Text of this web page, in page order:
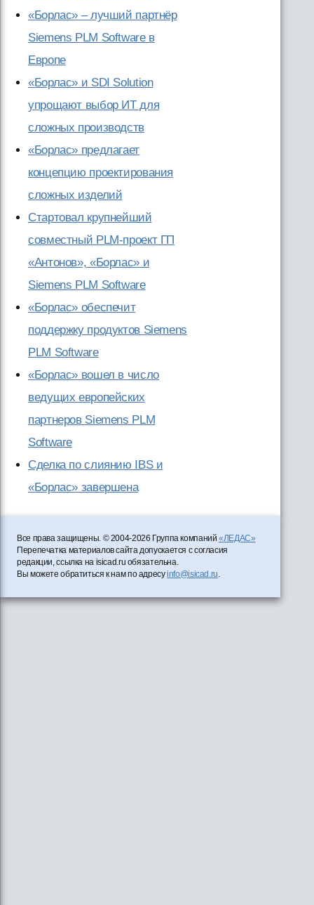
«Борлас» – лучший партнёр
Siemens PLM Software в
Европе
«Борлас» и SDI Solution
упрощают выбор ИТ для
сложных производств
«Борлас» предлагает
концепцию проектирования
сложных изделий
Стартовал крупнейший
совместный PLM-проект ГП
«Антонов», «Борлас» и
Siemens PLM Software
«Борлас» обеспечит
поддержку продуктов Siemens
PLM Software
«Борлас» вошел в число
ведущих европейских
партнеров Siemens PLM
Software
Сделка по слиянию IBS и
«Борлас» завершена
Все права защищены. © 2004-2026 Группа компаний«ЛЕДАС»
Перепечатка материалов сайта допускается с согласия
редакции, ссылка на isicad.ru обязательна.
Вы можете обратиться к нам по адресуinfo@isicad.ru.